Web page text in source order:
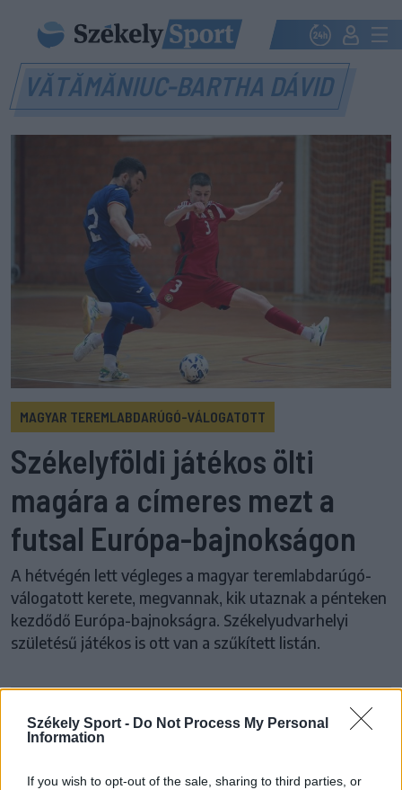
Székely Sport - Do Not Process My Personal
Information
If you wish to opt-out of the sale, sharing to third parties, or
VĂTĂMĂNIUC-BARTHA DÁVID
MAGYAR TEREMLABDARÚGÓ-VÁLOGATOTT
Székelyföldi játékos ölti
magára a címeres mezt a
futsal Európa-bajnokságon
A hétvégén lett végleges a magyar teremlabdarúgó-
válogatott kerete, megvannak, kik utaznak a pénteken
kezdődő Európa-bajnokságra. Székelyudvarhelyi
születésű játékos is ott van a szűkített listán.
Korábbi cikkek betöltése
24 ÓRA LEGOLVASOTTABB